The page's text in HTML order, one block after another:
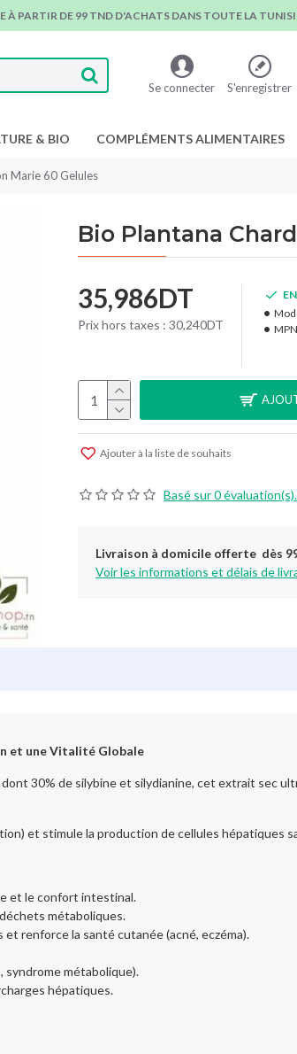
À PARTIR DE 99 TND D'ACHATS DANS TOUTE LA
Se connecter S'enregistrer
& BIO COMPLÉMENTS ALIMENTAIRES
Marie 60 Gelules
Bio Plantana
Basé sur 0 évaluation(s).
35,986DT
Prix hors taxes : 30,240DT
Ajouter à la liste de souhaits
Livraison à domicile offerte dès
Voir les informations et délais de
et une Vitalité Globale
30% de silybine et silydianine, cet extrait sec
et stimule la production de cellules hépatiques
et le confort intestinal.
métaboliques.
renforce la santé cutanée (acné, eczéma).
métabolique).
hépatiques.